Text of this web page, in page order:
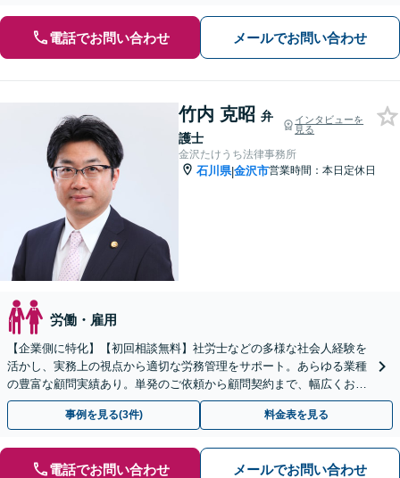
電話でお問い合わせ メールでお問い合わせ
竹内 克昭 弁
護士
インタビューを
見る
金沢たけうち法律事務所
石川県|金沢市営業時間：本日定休日
労働・雇用
【企業側に特化】【初回相談無料】社労士などの多様な社会人経験を
活かし、実務上の視点から適切な労務管理をサポート。あらゆる業種
の豊富な顧問実績あり。単発のご依頼から顧問契約まで、幅広くお受
けしています
事例を見る(3件) 料金表を見る
電話でお問い合わせ メールでお問い合わせ